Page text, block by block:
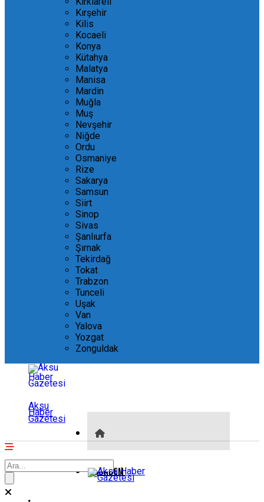
Kırşehir
Kilis
Kocaeli
Konya
Kütahya
Malatya
Manisa
Mardin
Muğla
Muş
Nevşehir
Niğde
Ordu
Osmaniye
Rize
Sakarya
Samsun
Siirt
Sinop
Sivas
Şanlıurfa
Şırnak
Tekirdağ
Tokat
Trabzon
Tunceli
Uşak
Van
Yalova
Yozgat
Zonguldak
Aksu
Haber
Gazetesi
GÜNDEM